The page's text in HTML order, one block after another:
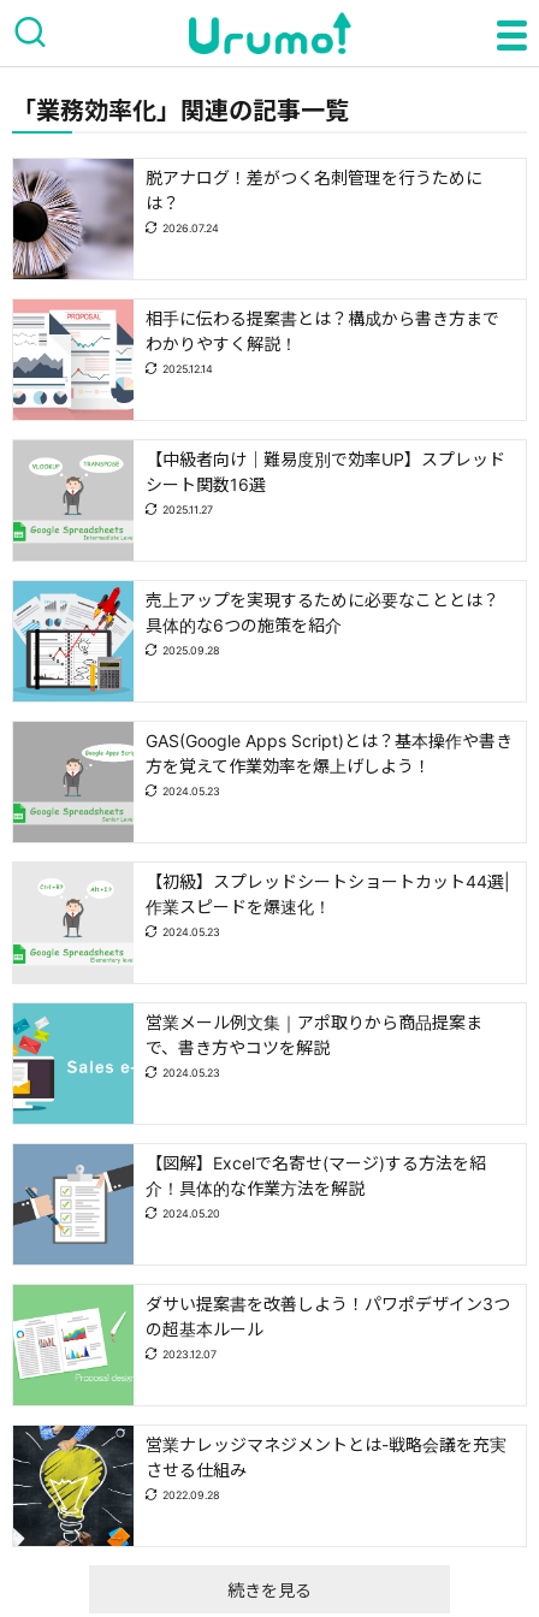
「業務効率化」関連の記事一覧
脱アナログ！差がつく名刺管理を行うために
は？
2026.07.24
相手に伝わる提案書とは？構成から書き方まで
わかりやすく解説！
2025.12.14
【中級者向け｜難易度別で効率UP】スプレッド
シート関数16選
2025.11.27
売上アップを実現するために必要なこととは？
具体的な6つの施策を紹介
2025.09.28
GAS(Google Apps Script)とは？基本操作や書き
方を覚えて作業効率を爆上げしよう！
2024.05.23
【初級】スプレッドシートショートカット44選|
作業スピードを爆速化！
2024.05.23
営業メール例文集｜アポ取りから商品提案ま
で、書き方やコツを解説
2024.05.23
【図解】Excelで名寄せ(マージ)する方法を紹
介！具体的な作業方法を解説
2024.05.20
ダサい提案書を改善しよう！パワポデザイン3つ
の超基本ルール
2023.12.07
営業ナレッジマネジメントとは-戦略会議を充実
させる仕組み
2022.09.28
続きを見る